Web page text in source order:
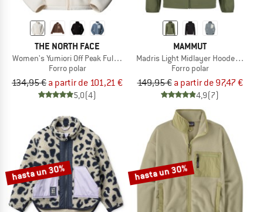
THE NORTH FACE
Women's Yumiori Off Peak Full Zip Jacket
Forro polar
134,95 € a partir de 101,21 €
5,0(4)
MAMMUT
Madris Light Midlayer Hooded
Forro polar
149,95 € a partir de 97,47 €
4,9(7)
hasta un 30% hasta un 30%